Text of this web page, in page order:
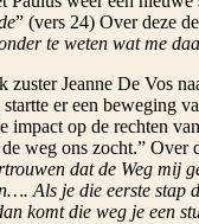
” (vers 24) Over deze
te weten wat me
zuster Jeanne De Vos
startte er een beweging
impact op de rechten
weg ons zocht.” Over
dat de Weg mij
Als je die eerste stap
komt die weg je een